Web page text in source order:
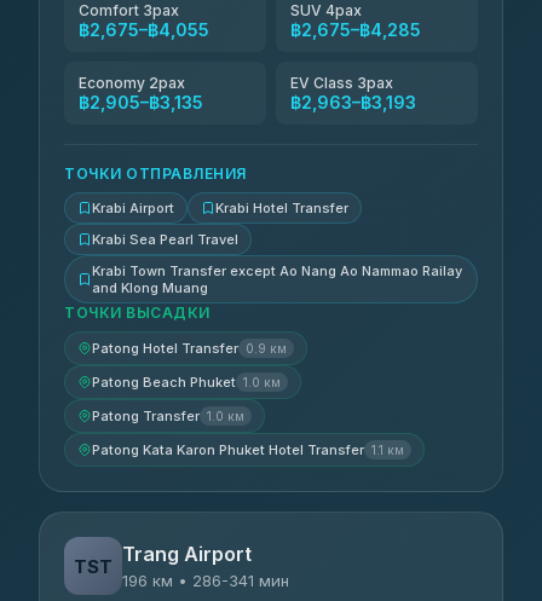
Comfort 3pax
฿2,675–฿4,055
SUV 4pax
฿2,675–฿4,285
Economy 2pax
฿2,905–฿3,135
EV Class 3pax
฿2,963–฿3,193
ТОЧКИ ОТПРАВЛЕНИЯ
Krabi Airport
Krabi Hotel Transfer
Krabi Sea Pearl Travel
Krabi Town Transfer except Ao Nang Ao Nammao Railay
and Klong Muang
ТОЧКИ ВЫСАДКИ
Patong Hotel Transfer 0.9 км
Patong Beach Phuket 1.0 км
Patong Transfer 1.0 км
Patong Kata Karon Phuket Hotel Transfer 1.1 км
TST Trang Airport
196 км • 286-341 мин